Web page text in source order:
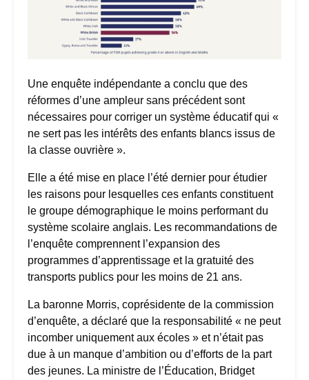
Une enquête indépendante a conclu que des
réformes d’une ampleur sans précédent sont
nécessaires pour corriger un système éducatif qui «
ne sert pas les intérêts des enfants blancs issus de
la classe ouvrière ».
Elle a été mise en place l’été dernier pour étudier
les raisons pour lesquelles ces enfants constituent
le groupe démographique le moins performant du
système scolaire anglais. Les recommandations de
l’enquête comprennent l’expansion des
programmes d’apprentissage et la gratuité des
transports publics pour les moins de 21 ans.
La baronne Morris, coprésidente de la commission
d’enquête, a déclaré que la responsabilité « ne peut
incomber uniquement aux écoles » et n’était pas
due à un manque d’ambition ou d’efforts de la part
des jeunes. La ministre de l’Éducation, Bridget